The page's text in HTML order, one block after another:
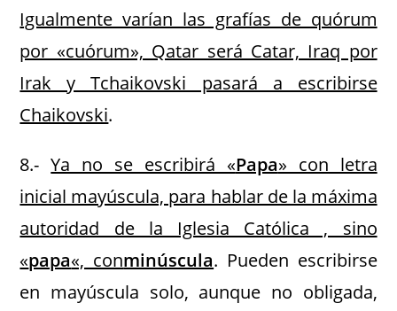
Igualmente varían las grafías de quórum
por «cuórum», Qatar será Catar, Iraq por
Irak y Tchaikovski pasará a escribirse
Chaikovski.
8.-Ya no se escribirá «Papa» con letra
inicial mayúscula, para hablar de la máxima
autoridad de la Iglesia Católica , sino
«papa«, conminúscula. Pueden escribirse
en mayúscula solo, aunque no obligada,